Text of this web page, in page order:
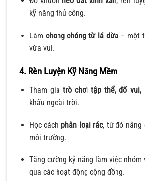
kỹ năng thủ công.
Làm chong chóng từ lá dừa– một
vừa vui.
4. Rèn Luyện Kỹ Năng Mềm
Tham giatrò chơi tập thể, đố vui,
khấu ngoài trời.
Học cách phân loại rác, từ đó nâng
môi trường.
Tăng cường kỹ năng làm việc
qua các hoạt động cộng đồng.